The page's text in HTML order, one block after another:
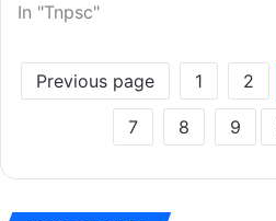
In "Tnpsc"
Previous page 1 2
7 8 9